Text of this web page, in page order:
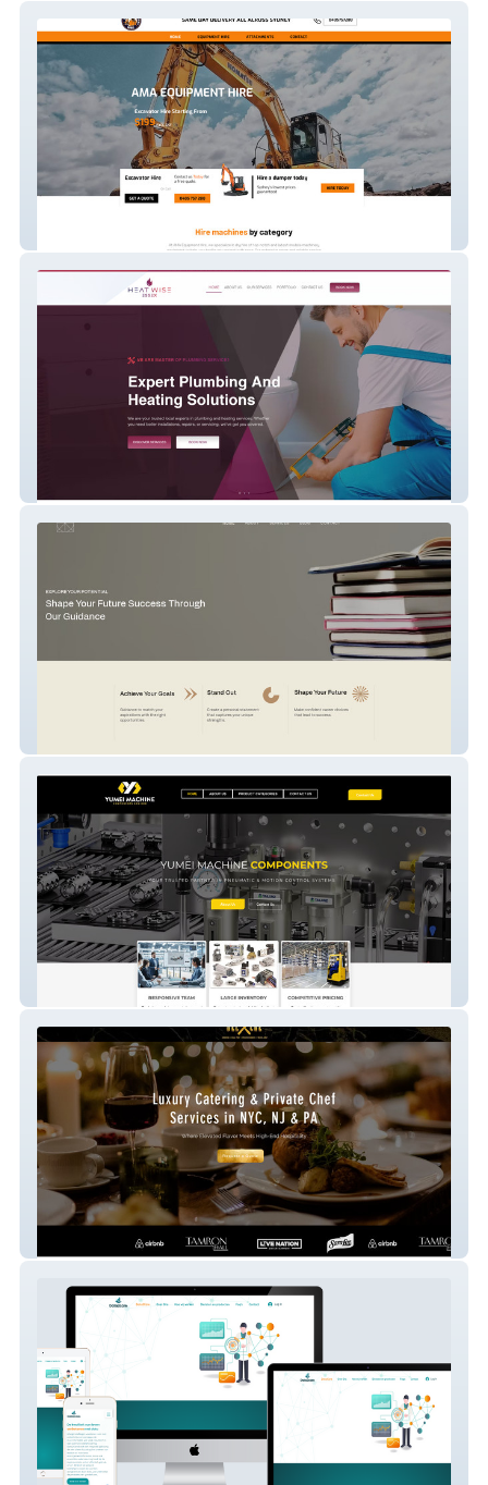
Plumbing And Heating Solutions
PNEUMATIC & MOTION CONTROL
Luxury Catering & Private Chef Website